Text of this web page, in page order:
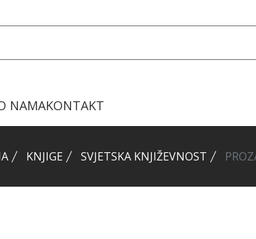
NAMAKONTAKT
KNJIGE SVJETSKA KNJIŽEVNOST